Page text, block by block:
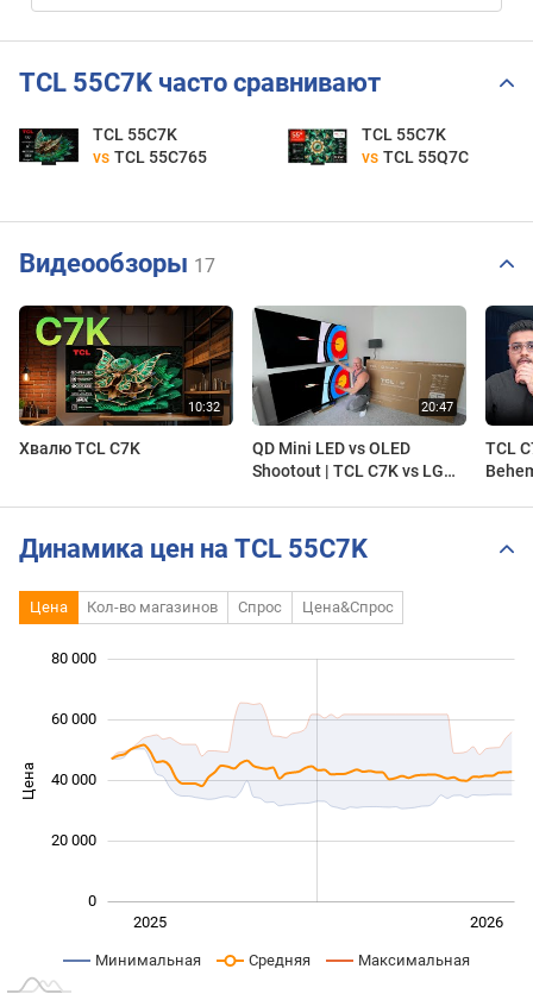
TCL 55C7K часто сравнивают
TCL 55C7K
vs TCL 55C765
TCL 55C7K
vs TCL 55Q7C
Видеообзоры 17
Хвалю TCL C7K
QD Mini LED vs OLED
Shootout | TCL C7K vs LG
TCL
Динамика цен на TCL 55C7K
Цена Кол-во магазинов Спрос Цена&Спрос
Цена 10 000
0
20 000
40 000
60 000
80 000
Янв. 2025 2026
2025
Минимальная Средняя Максимальная